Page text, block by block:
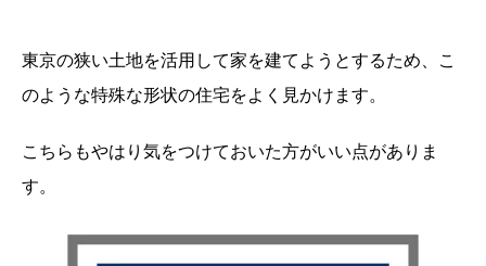
東京の狭い土地を活用して家を建てようとするため、こ
のような特殊な形状の住宅をよく見かけます。
こちらもやはり気をつけておいた方がいい点がありま
す。